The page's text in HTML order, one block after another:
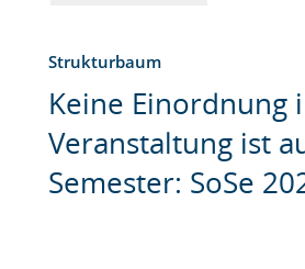
Strukturbaum
Keine Einordnung
Veranstaltung ist
Semester: SoSe